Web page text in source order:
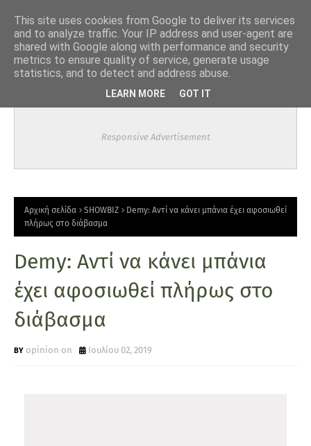
Responsive Advertisement
Αρχική σελίδα SHOWBIZ
Demy: Αντί να κάνει μπάνια έχει αφοσιωθεί
πλήρως στο διάβασμα
Demy: Αντί να κάνει μπάνια
έχει αφοσιωθεί πλήρως στο
διάβασμα
opinion on Ιουλίου 02, 2019
This site uses cookies from Google to deliver its services
and to analyze traffic. Your IP address and user-agent are
shared with Google along with performance and security
metrics to ensure quality of service, generate usage
statistics, and to detect and address abuse.
LEARN MORE GOT IT